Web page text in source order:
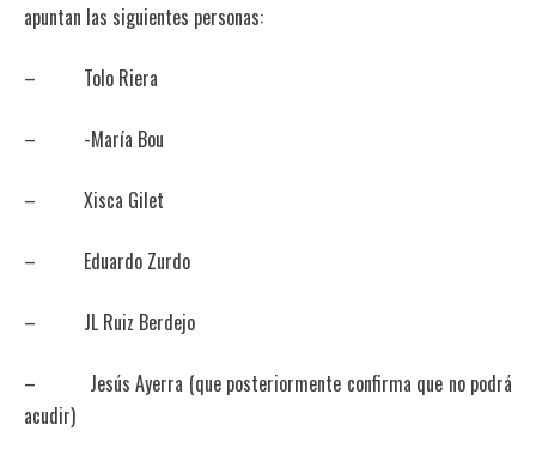
apuntan las siguientes personas:
– Tolo Riera
– -María Bou
– Xisca Gilet
– Eduardo Zurdo
– JL Ruiz Berdejo
– Jesús Ayerra (que posteriormente confirma que no podrá
acudir)